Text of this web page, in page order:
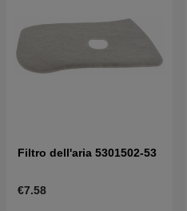
Filtro dell'aria 5301502-53
€7.58